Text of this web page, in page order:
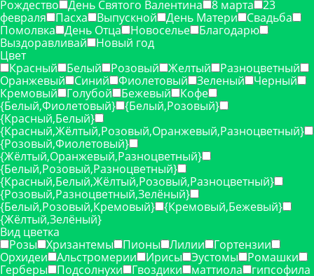
Рождество
День Святого Валентина 8 марта
23
февраля
Пасха Выпускной День Матери
Свадьба
Помолвка
День Отца Новоселье
Благодарю
Выздоравливай
Новый год
Цвет
Красный
Белый Розовый Желтый
Разноцветный
Оранжевый
Синий Фиолетовый Зеленый
Черный
Кремовый
Голубой Бежевый
Кофе
{Белый,Фиолетовый} {Белый,Розовый}
{Красный,Белый}
{Красный,Жёлтый,Розовый,Оранжевый,Разноцветный}
{Розовый,Фиолетовый}
{Жёлтый,Оранжевый,Разноцветный}
{Белый,Розовый,Разноцветный}
{Красный,Белый,Жёлтый,Розовый,Разноцветный}
{Розовый,Разноцветный,Зелёный}
{Белый,Розовый,Кремовый} {Кремовый,Бежевый}
{Жёлтый,Зелёный}
Вид цветка
Розы
Хризантемы Пионы Лилии
Гортензии
Орхидеи
Альстромерии Ирисы Эустомы
Ромашки
Герберы
Подсолнухи Гвоздики маттиола
гипсофила